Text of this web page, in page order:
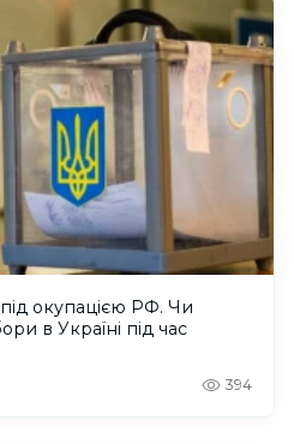
окупацією РФ. Чи
в Україні під час
394